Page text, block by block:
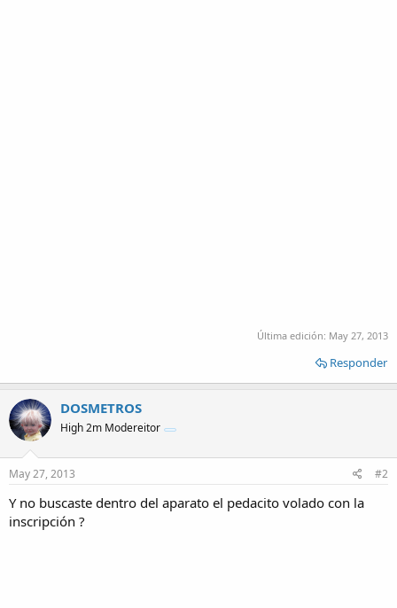
Última edición: May 27, 2013
Responder
DOSMETROS
High 2m Modereitor
May 27, 2013 #2
Y no buscaste dentro del aparato el pedacito volado con la
inscripción ?